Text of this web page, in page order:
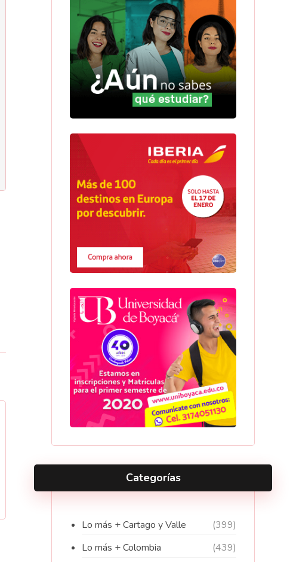
Categorías
Lo más + Cartago y Valle
(399)
Lo más + Colombia
(439)